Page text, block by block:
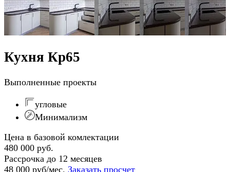
Кухня Кр65
Выполненные проекты
угловые
Минимализм
Цена в базовой комлектации
480 000 руб.
Рассрочка до 12 месяцев
48 000 руб/мес. Заказать просчет